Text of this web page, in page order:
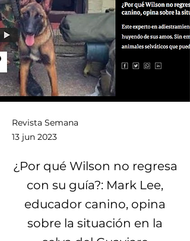
Revista Semana
13 jun 2023
¿Por qué Wilson no regresa
con su guía?: Mark Lee,
educador canino, opina
sobre la situación en la